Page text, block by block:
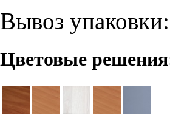
Вывоз
Цветовые